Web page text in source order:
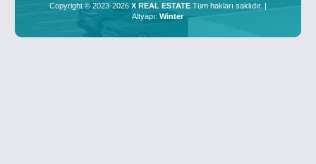
Copyright © 2023-2026X REAL ESTATETüm hakları saklıdır. |
Altyapı:Winter